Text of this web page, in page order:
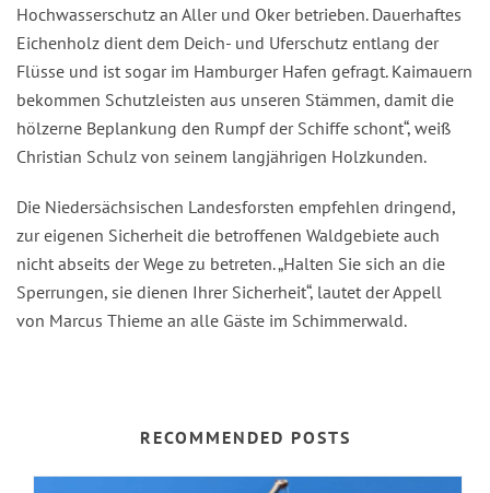
Hochwasserschutz an Aller und Oker betrieben. Dauerhaftes
Eichenholz dient dem Deich- und Uferschutz entlang der
Flüsse und ist sogar im Hamburger Hafen gefragt. Kaimauern
bekommen Schutzleisten aus unseren Stämmen, damit die
hölzerne Beplankung den Rumpf der Schiffe schont“, weiß
Christian Schulz von seinem langjährigen Holzkunden.
Die Niedersächsischen Landesforsten empfehlen dringend,
zur eigenen Sicherheit die betroffenen Waldgebiete auch
nicht abseits der Wege zu betreten. „Halten Sie sich an die
Sperrungen, sie dienen Ihrer Sicherheit“, lautet der Appell
von Marcus Thieme an alle Gäste im Schimmerwald.
RECOMMENDED POSTS